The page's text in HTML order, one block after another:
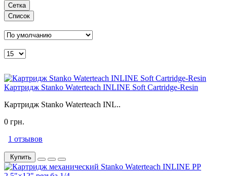
Сетка
Список
Картридж Stanko Waterteach INLINE Soft Cartridge-Resin
Картридж Stanko Waterteach INL..
0 грн.
1 отзывов
Купить